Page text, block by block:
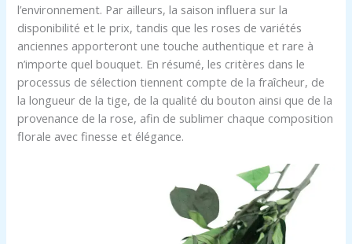
l’environnement. Par ailleurs, la saison influera sur la
disponibilité et le prix, tandis que les roses de variétés
anciennes apporteront une touche authentique et rare à
n’importe quel bouquet. En résumé, les critères dans le
processus de sélection tiennent compte de la fraîcheur, de
la longueur de la tige, de la qualité du bouton ainsi que de la
provenance de la rose, afin de sublimer chaque composition
florale avec finesse et élégance.